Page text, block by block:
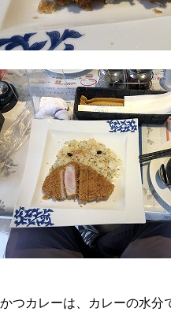
かつカレーは、カレーの水分